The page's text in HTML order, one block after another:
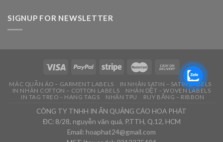
SIGNUP FOR NEWSLETTER
MÁC QUẦN ÁO – GARMENT LABELS
IN NHÃN SATIN – SATIN LABELS
IN NHÃN COTTON – COTTON LABELS
NHÃN DỆT – WOVEN LABELS
IN TAG TREO – HANG TAGS
NHÃN TPU RUY BĂNG – RIBBON
CÔNG TY TNHH IN ẤN QUẢNG CÁO HOA PHÁT
ĐC: 8/28, nguyễn văn quá, P.TTH, Q.12, HCM
Email: hoaphat24@gmail.com